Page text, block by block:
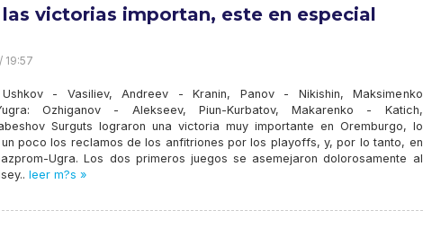
las victorias importan, este en especial
19:57
Ushkov - Vasiliev, Andreev - Kranin, Panov - Nikishin, Maksimenko
Ozhiganov - Alekseev, Piun-Kurbatov, Makarenko - Katich,
Surguts lograron una victoria muy importante en Oremburgo, lo
poco los reclamos de los anfitriones por los playoffs, y, por lo tanto, en
Ugra. Los dos primeros juegos se asemejaron dolorosamente al
leer m?s »